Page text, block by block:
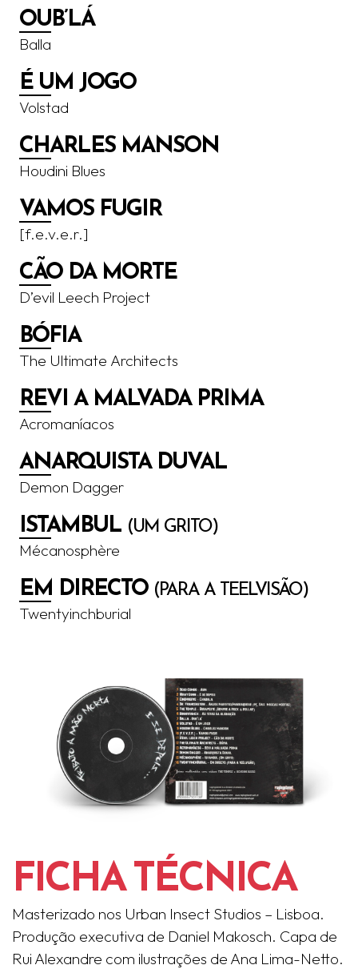
OUB’LÁ
Balla
É UM JOGO
Volstad
CHARLES MANSON
Houdini Blues
VAMOS FUGIR
[f.e.v.e.r.]
CÃO DA MORTE
D’evil Leech Project
BÓFIA
The Ultimate Architects
REVI A MALVADA PRIMA
Acromaníacos
ANARQUISTA DUVAL
Demon Dagger
ISTAMBUL (UM GRITO)
Mécanosphère
EM DIRECTO (PARA A TEELVISÃO)
Twentyinchburial
FICHA TÉCNICA
Masterizado nos Urban Insect Studios – Lisboa.
Produção executiva de Daniel Makosch. Capa de
Rui Alexandre com ilustrações de Ana Lima-Netto.